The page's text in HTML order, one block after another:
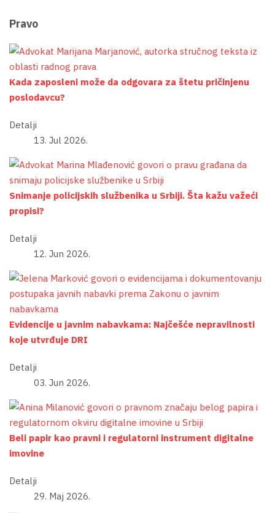
Pravo
Kada zaposleni može da odgovara za štetu pričinjenu
poslodavcu?
Detalji
13. Jul 2026.
Snimanje policijskih službenika u Srbiji. Šta kažu važeći
propisi?
Detalji
12. Jun 2026.
Evidencije u javnim nabavkama: Najčešće nepravilnosti
koje utvrđuje DRI
Detalji
03. Jun 2026.
Beli papir kao pravni i regulatorni instrument digitalne
imovine
Detalji
29. Maj 2026.